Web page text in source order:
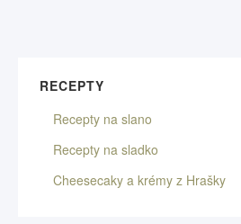
RECEPTY
Recepty na slano
Recepty na sladko
Cheesecaky a krémy z Hrašky